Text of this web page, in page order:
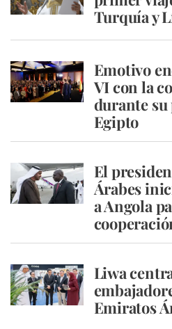
Turquía y
Emotivo
VI con la
durante
Egipto
El
Árabes
a Angola
Liwa
Emiratos